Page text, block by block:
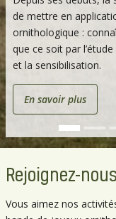
de mettre en
ornithologique :
que ce soit par
et la sensibilisation.
En savoir plus
Rejoignez-
Vous aimez nos